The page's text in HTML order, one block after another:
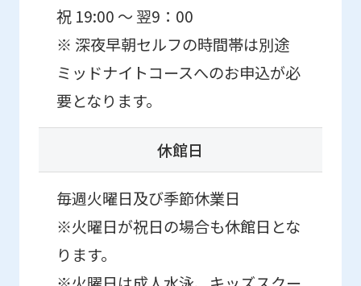
祝 19:00 ～ 翌9：00
※ 深夜早朝セルフの時間帯は別途
ミッドナイトコースへのお申込が必
要となります。
休館日
毎週火曜日及び季節休業日
※火曜日が祝日の場合も休館日とな
ります。